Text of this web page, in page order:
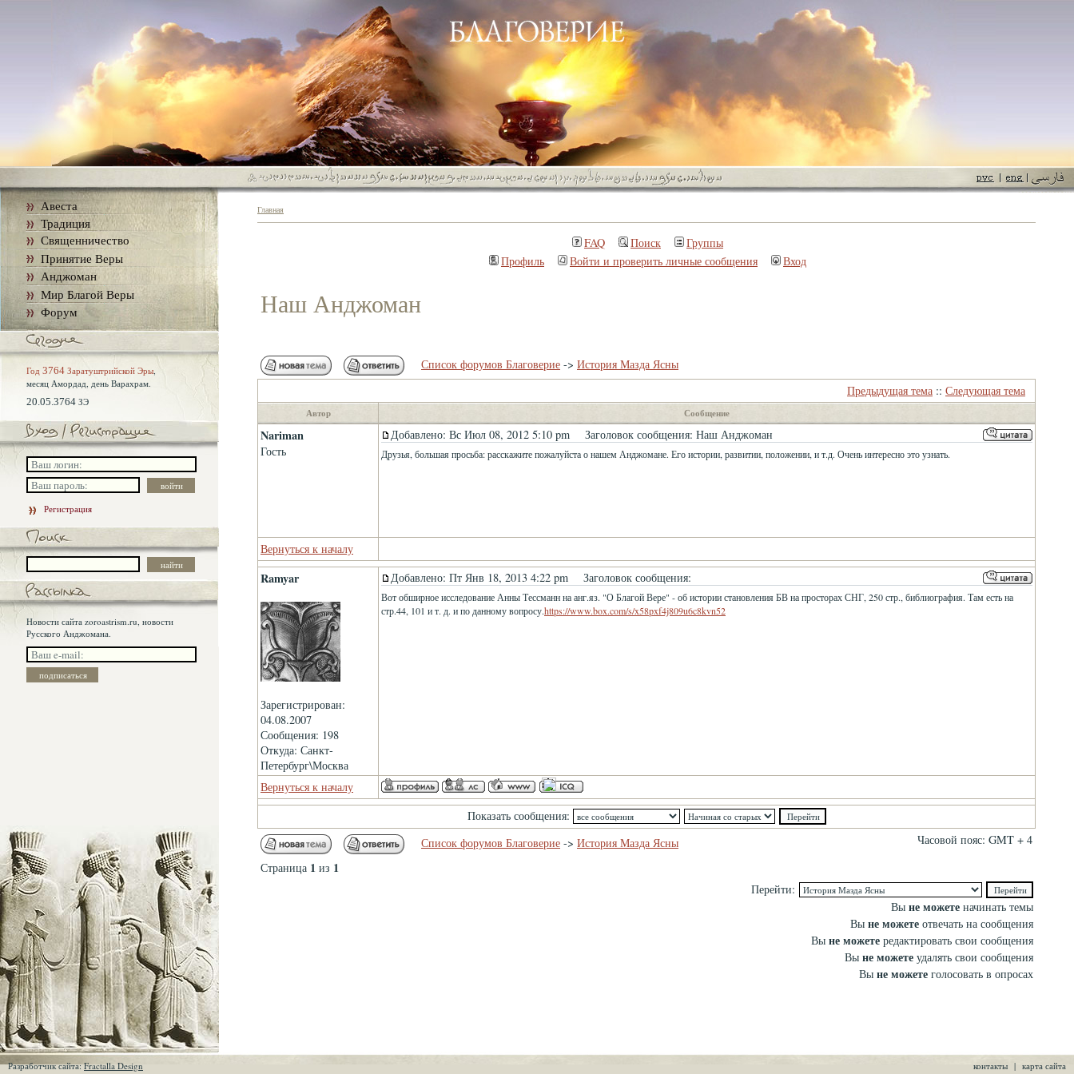
Авеста
Традиция
Священничество
Принятие Веры
Анджоман
Мир Благой Веры
Форум
Год 3764 Заратуштрийской Эры,
месяц Амордад, день Варахрам.
20.05.3764 ЗЭ
Регистрация
Новости сайта zoroastrism.ru, новости
Русского Анджомана.
Главная
FAQ Поиск
Группы
Профиль
Войти и проверить личные сообщения Вход
Наш Анджоман
Список форумов Благоверие -> История Мазда Ясны
Предыдущая тема :: Следующая тема
Автор Сообщение
Nariman
Гость
Добавлено: Вс Июл 08, 2012 5:10 pm Заголовок сообщения: Наш Анджоман
Друзья, большая просьба: расскажите пожалуйста о нашем Анджомане. Его истории, развитии, положении, и т.д. Очень интересно это узнать.
Вернуться к началу
Ramyar
Зарегистрирован:
04.08.2007
Сообщения: 198
Откуда: Санкт-
Петербург\Москва
Добавлено: Пт Янв 18, 2013 4:22 pm Заголовок сообщения:
Вот обширное исследование Анны Тессманн на анг.яз. "О Благой Вере" - об истории становления БВ на просторах СНГ, 250 стр., библиография. Там есть на
стр.44, 101 и т. д. и по данному вопросу.https://www.box.com/s/x58pxf4j809u6c8kvn52
Вернуться к началу
Показать сообщения:
Список форумов Благоверие -> История Мазда Ясны
Часовой пояс: GMT + 4
Страница 1 из 1
Перейти:
Вы не можете начинать темы
Вы не можете отвечать на сообщения
Вы не можете редактировать свои сообщения
Вы не можете удалять свои сообщения
Вы не можете голосовать в опросах
Разработчик сайта:Fractalla Design контакты | карта сайта